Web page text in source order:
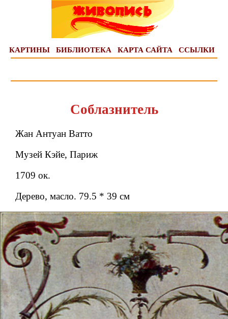
КАРТИНЫ БИБЛИОТЕКА КАРТА САЙТА ССЫЛКИ
Соблазнитель
Жан Антуан Ватто
Музей Кэйе, Париж
1709 ок.
Дерево, масло. 79.5 * 39 см